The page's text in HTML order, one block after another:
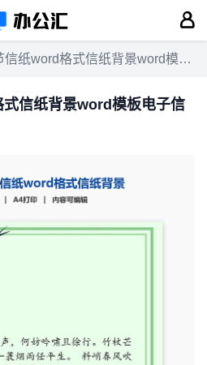
word格式信纸背景word模板电子信纸WPS(18)
信纸背景word模板电子信